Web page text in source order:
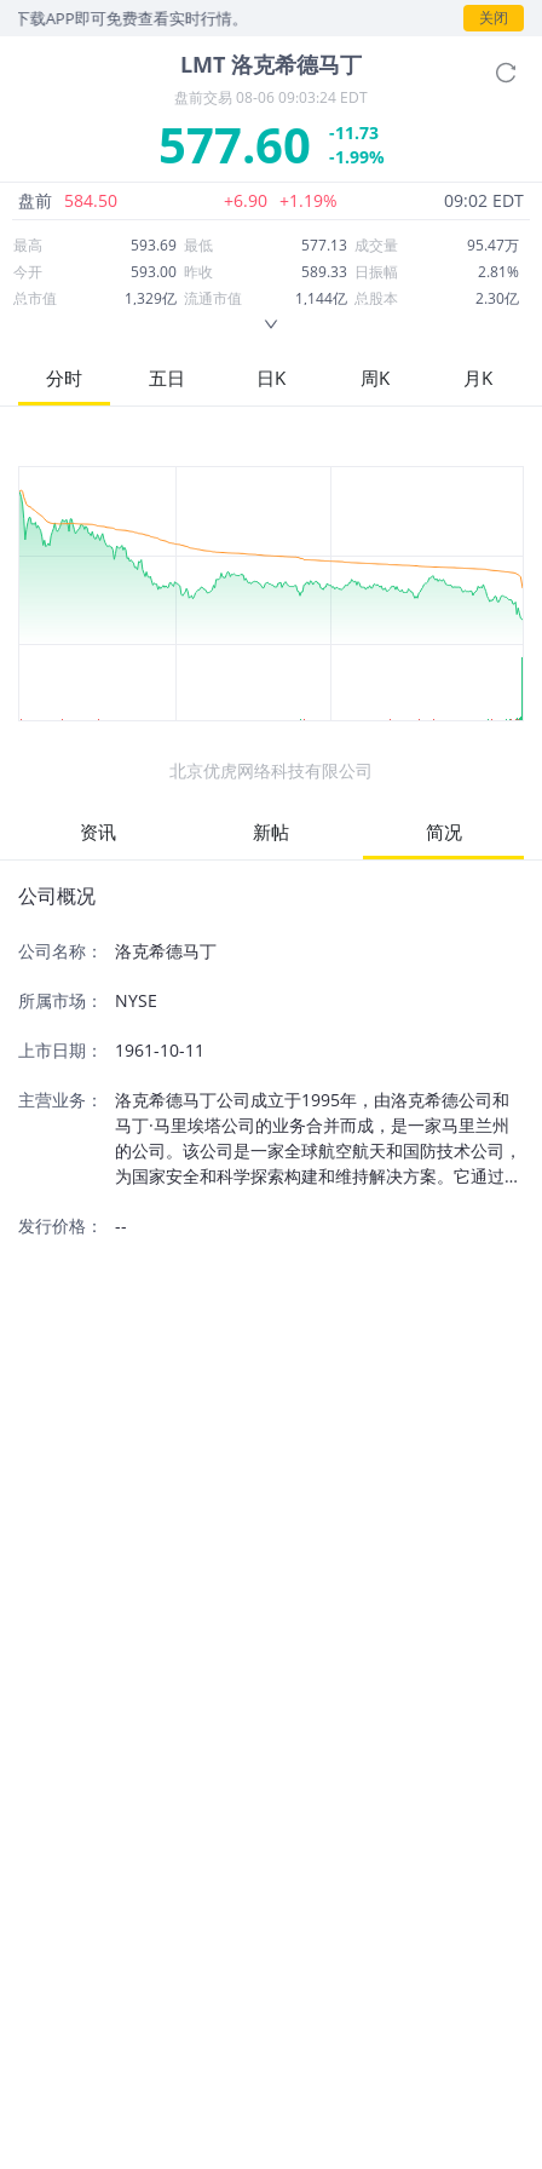
载APP即可免费查看实时行情。 关闭
LMT 洛克希德马丁
盘前交易 08-06 09:03:24 EDT
577.60
-11.73
-1.99%
盘前 584.50 +6.90 +1.19% 09:02 EDT
最高 593.69 最低 577.13 成交量
95.47万
今开
593.00 昨收 589.33 日振幅
2.81%
总市值
1,329亿 流通市值 1,144亿 总股本
2.30亿
52周最高
692.00 市盈率
21.28
股息
分时 五日 日K 周K 月K
北京优虎网络科技有限公司
资讯 新帖 简况
公司概况
公司名称： 洛克希德马丁
所属市场： NYSE
上市日期： 1961-10-11
主营业务：
洛克希德马丁公司成立于1995年，由洛克希德公司和
马丁·马里埃塔公司的业务合并而成，是一家马里兰州
的公司。该公司是一家全球航空航天和国防技术公司，
为国家安全和科学探索构建和维持解决方案。它通过四
务系统以及太空——提供跨国防、太空和网络安全领域
发行价格： --